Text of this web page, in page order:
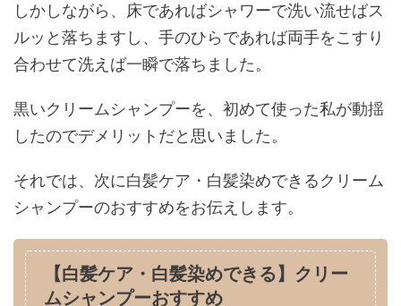
しかしながら、床であればシャワーで洗い流せばス
ルッと落ちますし、手のひらであれば両手をこすり
合わせて洗えば一瞬で落ちました。
黒いクリームシャンプーを、初めて使った私が動揺
したのでデメリットだと思いました。
それでは、次に白髪ケア・白髪染めできるクリーム
シャンプーのおすすめをお伝えします。
【白髪ケア・白髪染めできる】クリー
ムシャンプーおすすめ